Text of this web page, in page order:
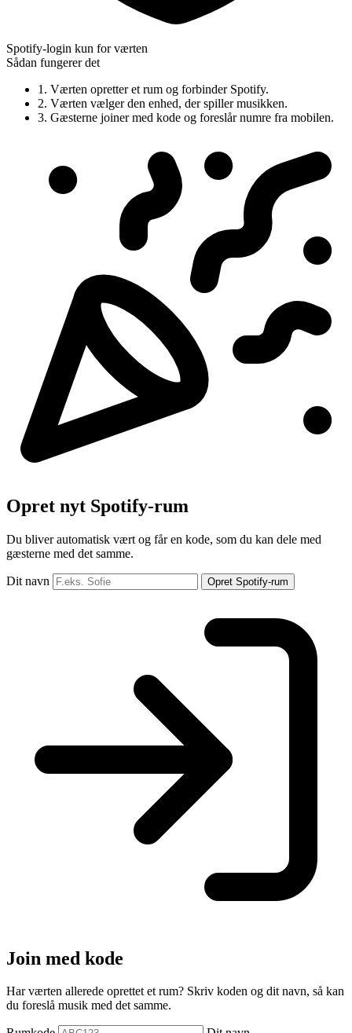
Spotify-login kun for værten
Sådan fungerer det
1. Værten opretter et rum og forbinder Spotify.
2. Værten vælger den enhed, der spiller musikken.
3. Gæsterne joiner med kode og foreslår numre fra mobilen.
Opret nyt Spotify-rum
Du bliver automatisk vært og får en kode, som du kan dele med
gæsterne med det samme.
Dit navn Opret Spotify-rum
Join med kode
Har værten allerede oprettet et rum? Skriv koden og dit navn, så kan
du foreslå musik med det samme.